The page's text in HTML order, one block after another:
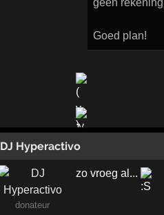
geen
Goed plan!
DJ Hyperactivo
donateur
zo vroeg al...